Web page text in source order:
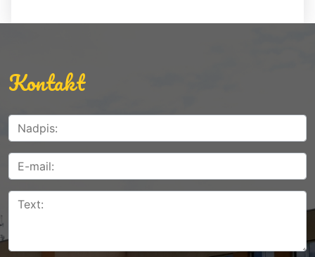
Kontakt